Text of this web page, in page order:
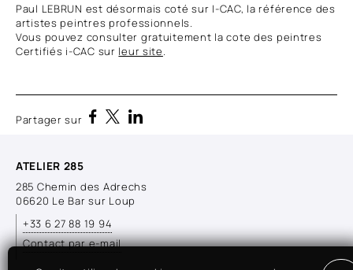
Paul LEBRUN est désormais coté sur I-CAC, la référence des
artistes peintres professionnels.
Vous pouvez consulter gratuitement la cote des peintres
Certifiés i-CAC sur leur site.
Partager sur
ATELIER 285
285 Chemin des Adrechs
06620 Le Bar sur Loup
+33 6 27 88 19 94
Contact par e-mail